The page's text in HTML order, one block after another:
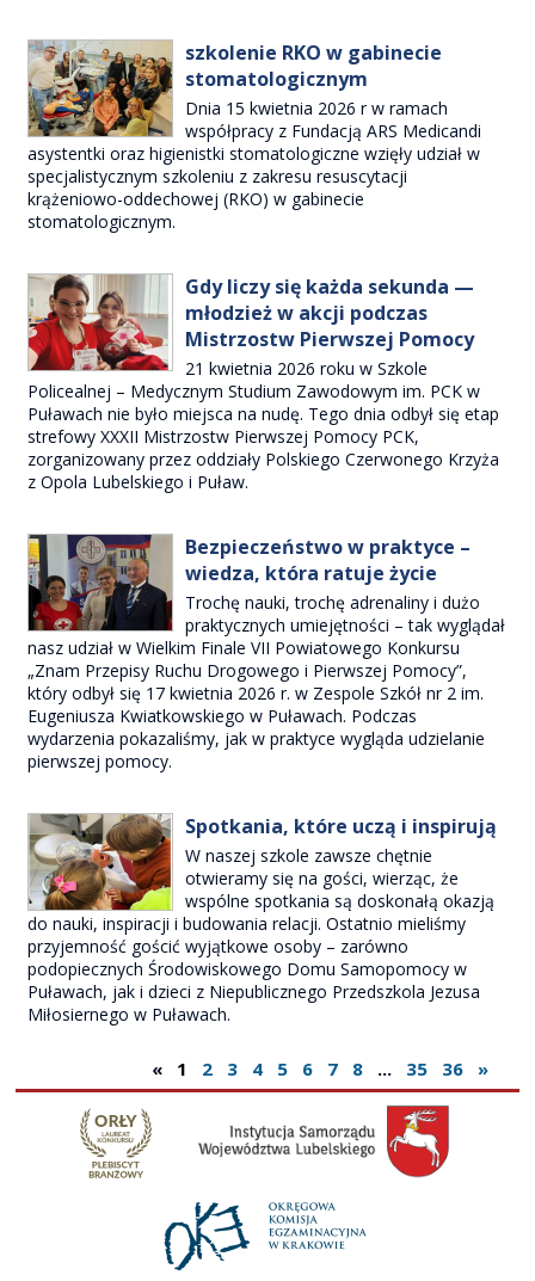
szkolenie RKO w gabinecie
stomatologicznym
Dnia 15 kwietnia 2026 r w ramach
współpracy z Fundacją ARS Medicandi
asystentki oraz higienistki stomatologiczne wzięły udział w
specjalistycznym szkoleniu z zakresu resuscytacji
krążeniowo-oddechowej (RKO) w gabinecie
stomatologicznym.
Gdy liczy się każda sekunda —
młodzież w akcji podczas
Mistrzostw Pierwszej Pomocy
21 kwietnia 2026 roku w Szkole
Policealnej – Medycznym Studium Zawodowym im. PCK w
Puławach nie było miejsca na nudę. Tego dnia odbył się etap
strefowy XXXII Mistrzostw Pierwszej Pomocy PCK,
zorganizowany przez oddziały Polskiego Czerwonego Krzyża
z Opola Lubelskiego i Puław.
Bezpieczeństwo w praktyce –
wiedza, która ratuje życie
Trochę nauki, trochę adrenaliny i dużo
praktycznych umiejętności – tak wyglądał
nasz udział w Wielkim Finale VII Powiatowego Konkursu
„Znam Przepisy Ruchu Drogowego i Pierwszej Pomocy”,
który odbył się 17 kwietnia 2026 r. w Zespole Szkół nr 2 im.
Eugeniusza Kwiatkowskiego w Puławach. Podczas
wydarzenia pokazaliśmy, jak w praktyce wygląda udzielanie
pierwszej pomocy.
Spotkania, które uczą i inspirują
W naszej szkole zawsze chętnie
otwieramy się na gości, wierząc, że
wspólne spotkania są doskonałą okazją
do nauki, inspiracji i budowania relacji. Ostatnio mieliśmy
przyjemność gościć wyjątkowe osoby – zarówno
podopiecznych Środowiskowego Domu Samopomocy w
Puławach, jak i dzieci z Niepublicznego Przedszkola Jezusa
Miłosiernego w Puławach.
« 1 2 3 4 5 6 7 8 ... 35 36 »